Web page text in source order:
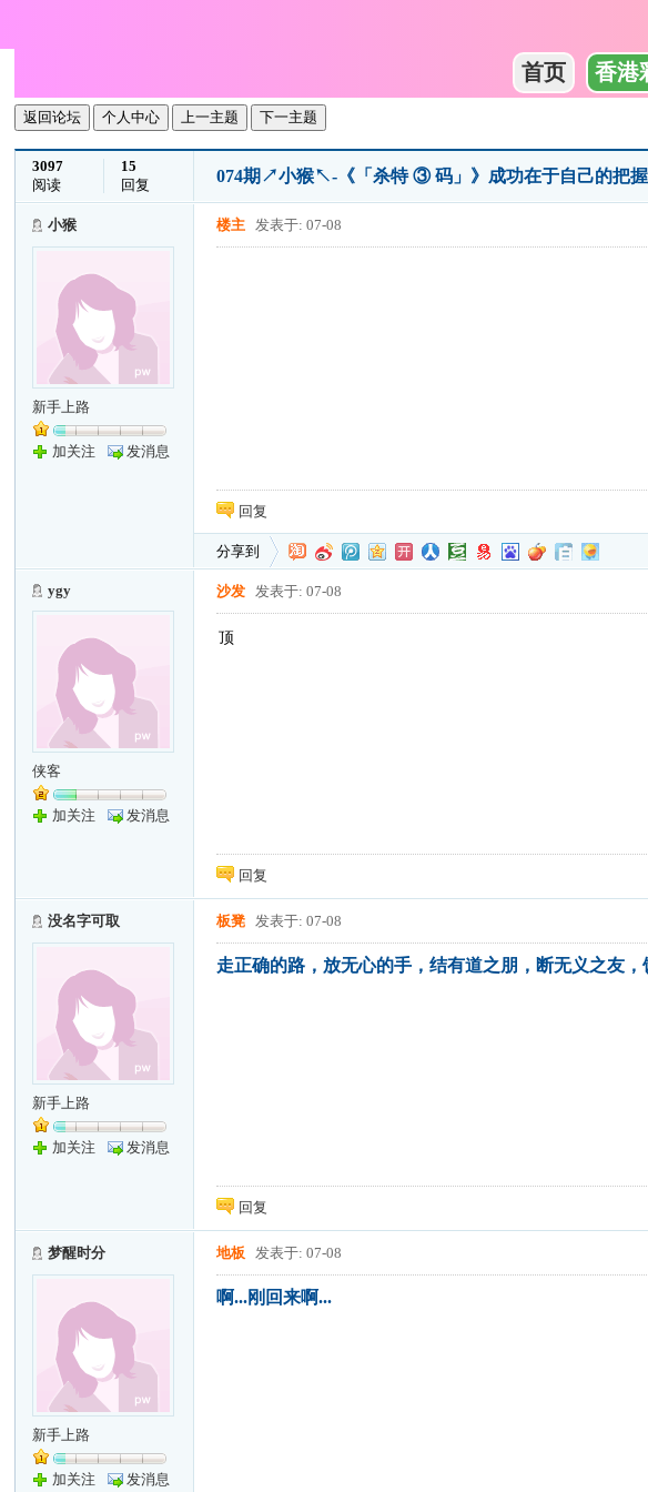
首页 香港
返回论坛 个人中心 上一主题 下一主题
3097
阅读
15
回复
074期↗小猴↖-《「杀特 ③ 码」》成功在于自己的把
小猴
新手上路
加关注 发消息
楼主 发表于: 07-08
回复
分享到
ygy
侠客
加关注 发消息
沙发 发表于: 07-08
顶
回复
没名字可取
新手上路
加关注 发消息
板凳 发表于: 07-08
走正确的路，放无心的手，结有道之朋，断无义之友
回复
梦醒时分
新手上路
加关注 发消息
地板 发表于: 07-08
啊...刚回来啊...